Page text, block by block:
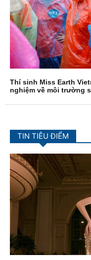
Thí sinh Miss Earth
nghiệm về môi trường
TIN TIÊU ĐIỂM